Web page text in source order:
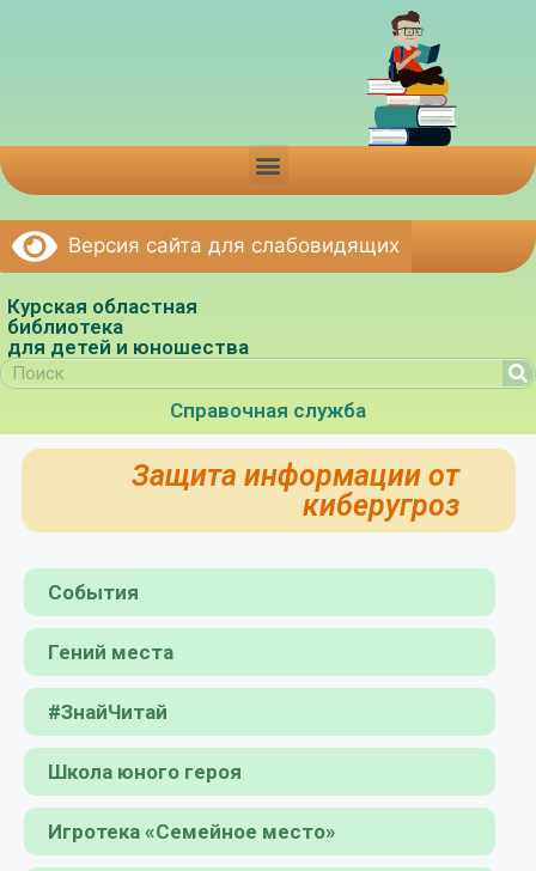
Версия сайта для слабовидящих
Курская областная
библиотека
для детей и юношества
Справочная служба
Защита информации от
киберугроз
События
Гений места
#ЗнайЧитай
Школа юного героя
Игротека «Семейное место»